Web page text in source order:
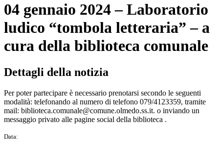
04 gennaio 2024 – Laboratorio
ludico “tombola letteraria” – a
cura della biblioteca comunale
Dettagli della notizia
Per poter partecipare è necessario prenotarsi secondo le seguenti
modalità: telefonando al numero di telefono 079/4123359, tramite
mail: biblioteca.comunale@comune.olmedo.ss.it. o inviando un
messaggio privato alle pagine social della biblioteca .
Data: